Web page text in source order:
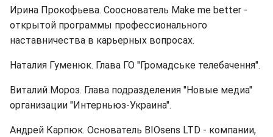
Ирина Прокофьева. Сооснователь Make me better -
открытой программы профессионального
наставничества в карьерных вопросах.
Наталия Гуменюк. Глава ГО "Громадське телебачення".
Виталий Мороз. Глава подразделения "Новые медиа"
организации "Интерньюз-Украина".
Андрей Карпюк. Основатель BIOsens LTD - компании,